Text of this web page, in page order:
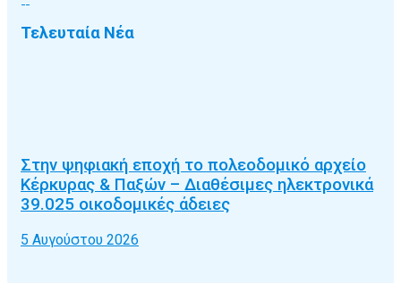
Τελευταία Νέα
Στην ψηφιακή εποχή το πολεοδομικό αρχείο
Κέρκυρας & Παξών – Διαθέσιμες ηλεκτρονικά
39.025 οικοδομικές άδειες
5 Αυγούστου 2026